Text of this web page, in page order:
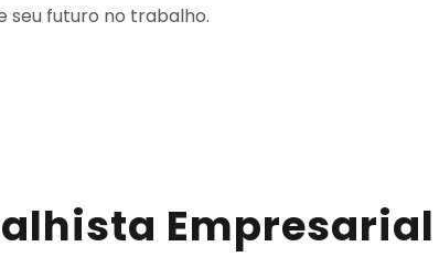
seu futuro no trabalho.
Empresarial